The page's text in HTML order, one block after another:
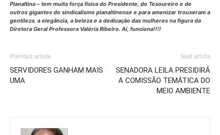
Planaltina – tem muita força física do Presidente, do Tesoureiro e de
outros gigantes do sindicalismo planaltinense e para amenizar trouxeram a
gentileza, a elegância, a beleza e a dedicação das mulheres na figura da
Diretora Geral Professora Valéria Ribeiro. Aí, funciona!!!!
Previous article
SERVIDORES GANHAM MAIS
UMA
Next article
SENADORA LEILA PRESIDIRÁ
A COMISSÃO TEMÁTICA DO
MEIO AMBIENTE